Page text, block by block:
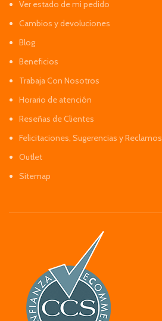
Ver estado de mi pedido
Cambios y devoluciones
Blog
Beneficios
Trabaja Con Nosotros
Horario de atención
Reseñas de Clientes
Felicitaciones, Sugerencias y Reclamos
Outlet
Sitemap